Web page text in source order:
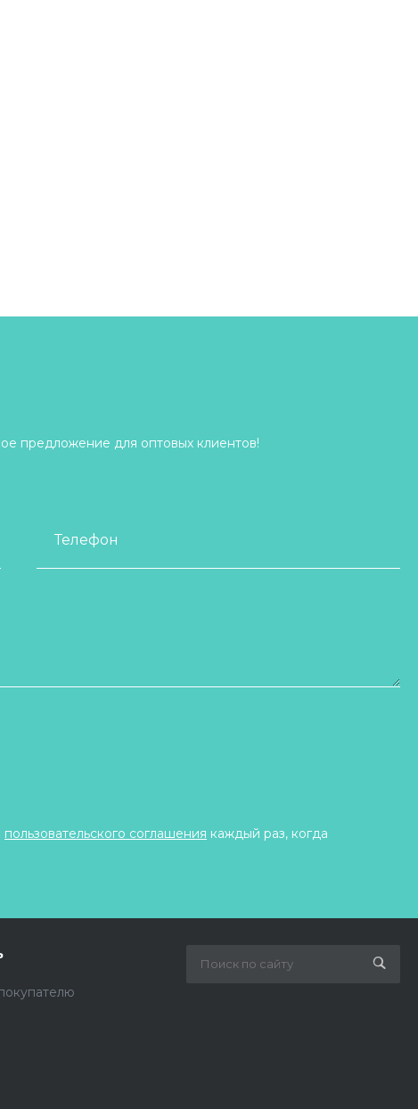
предложение для оптовых клиентов!
Телефон
пользовательского соглашения каждый раз, когда